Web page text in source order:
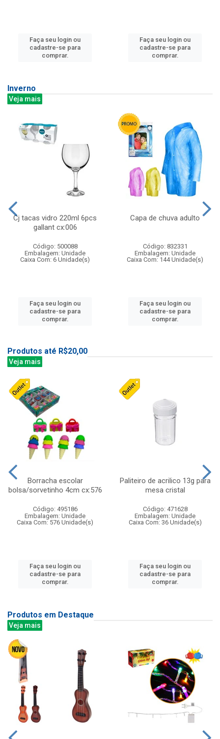
Faça seu login ou
cadastre-se para
comprar.
Faça seu login ou
cadastre-se para
comprar.
Inverno
Veja mais
Cj tacas vidro 220ml 6pcs
gallant cx:006
Código: 500088
Embalagem: Unidade
Caixa Com: 6 Unidade(s)
Faça seu login ou
cadastre-se para
comprar.
Capa de chuva adulto
Código: 832331
Embalagem: Unidade
Caixa Com: 144 Unidade(s)
Faça seu login ou
cadastre-se para
comprar.
Produtos até R$20,00
Veja mais
Borracha escolar
bolsa/sorvetinho 4cm cx:576
Código: 495186
Embalagem: Unidade
Caixa Com: 576 Unidade(s)
Faça seu login ou
cadastre-se para
comprar.
Paliteiro de acrilico 13g para
mesa cristal
Código: 471628
Embalagem: Unidade
Caixa Com: 36 Unidade(s)
Faça seu login ou
cadastre-se para
comprar.
Produtos em Destaque
Veja mais